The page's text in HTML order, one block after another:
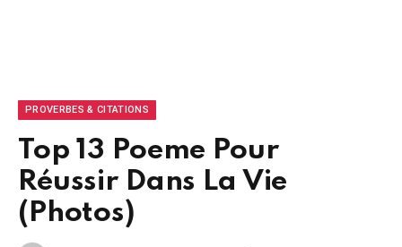
PROVERBES & CITATIONS
Top 13 Poeme Pour
Réussir Dans La Vie
(Photos)